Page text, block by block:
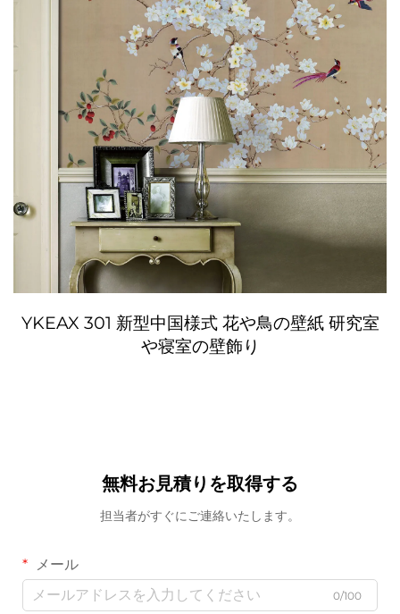
YKEAX 301 新型中国様式 花や鳥の壁紙 研究室
や寝室の壁飾り
無料お見積りを取得する
担当者がすぐにご連絡いたします。
メール
0/100